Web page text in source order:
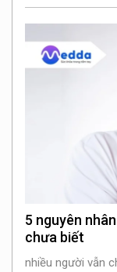
5 nguyên
chưa biết
nhiều người vẫn